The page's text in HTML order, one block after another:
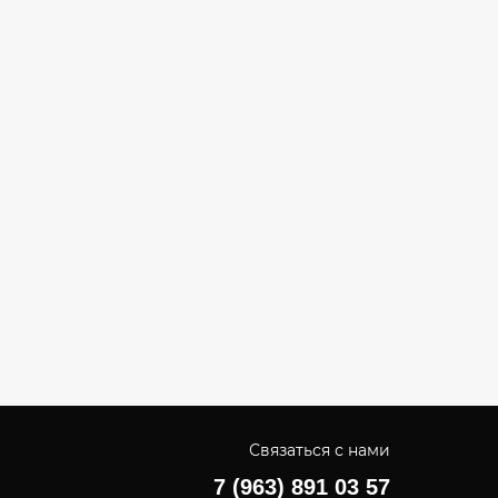
Связаться с нами
7 (963) 891 03 57